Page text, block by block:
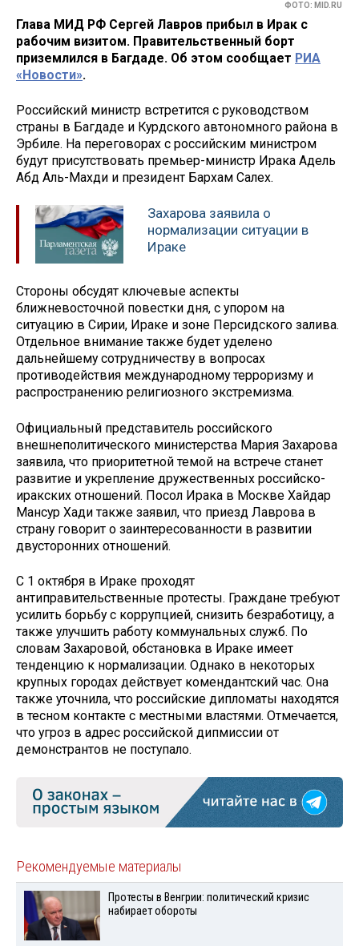
ФОТО: MID.RU
Глава МИД РФ Сергей Лавров прибыл в Ирак с
рабочим визитом. Правительственный борт
приземлился в Багдаде. Об этом сообщает РИА
«Новости».
Российский министр встретится с руководством
страны в Багдаде и Курдского автономного района в
Эрбиле. На переговорах с российским министром
будут присутствовать премьер-министр Ирака Адель
Абд Аль-Махди и президент Бархам Салех.
Захарова заявила о
нормализации ситуации в
Ираке
Стороны обсудят ключевые аспекты
ближневосточной повестки дня, с упором на
ситуацию в Сирии, Ираке и зоне Персидского залива.
Отдельное внимание также будет уделено
дальнейшему сотрудничеству в вопросах
противодействия международному терроризму и
распространению религиозного экстремизма.
Официальный представитель российского
внешнеполитического министерства Мария Захарова
заявила, что приоритетной темой на встрече станет
развитие и укрепление дружественных российско-
иракских отношений. Посол Ирака в Москве Хайдар
Мансур Хади также заявил, что приезд Лаврова в
страну говорит о заинтересованности в развитии
двусторонних отношений.
С 1 октября в Ираке проходят
антиправительственные протесты. Граждане требуют
усилить борьбу с коррупцией, снизить безработицу, а
также улучшить работу коммунальных служб. По
словам Захаровой, обстановка в Ираке имеет
тенденцию к нормализации. Однако в некоторых
крупных городах действует комендантский час. Она
также уточнила, что российские дипломаты находятся
в тесном контакте c местными властями. Отмечается,
что угроз в адрес российской дипмиссии от
демонстрантов не поступало.
Рекомендуемые материалы
Протесты в Венгрии: политический кризис
набирает обороты